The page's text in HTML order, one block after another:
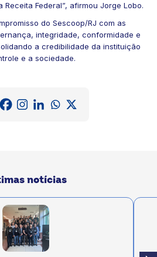
Federal”, afirmou Jorge Lobo.
do Sescoop/RJ com as
integridade, conformidade e
a credibilidade da instituição
e a sociedade.
notícias